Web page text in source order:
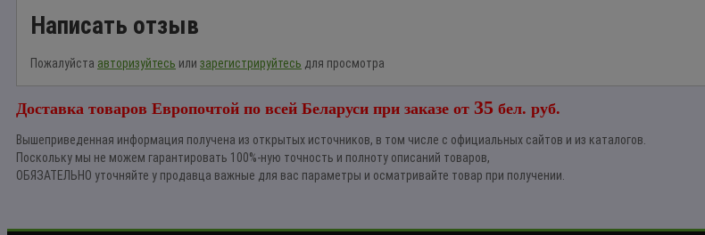
Написать отзыв
Пожалуйста авторизуйтесь или зарегистрируйтесь для просмотра
Доставка товаров Европочтой по всей Беларуси при заказе от 35 бел. руб.
Вышеприведенная информация получена из открытых источников, в том числе с официальных сайтов и из каталогов.
Поскольку мы не можем гарантировать 100%-ную точность и полноту описаний товаров,
ОБЯЗАТЕЛЬНО уточняйте у продавца важные для вас параметры и осматривайте товар при получении.